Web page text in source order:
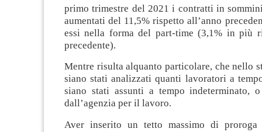
primo trimestre del 2021 i contratti in
aumentati del 11,5% rispetto all’anno
essi nella forma del part-time (3,1% in più
precedente).
Mentre risulta alquanto particolare, che nello
siano stati analizzati quanti lavoratori a
siano stati assunti a tempo indeterminato,
dall’agenzia per il lavoro.
Aver inserito un tetto massimo di